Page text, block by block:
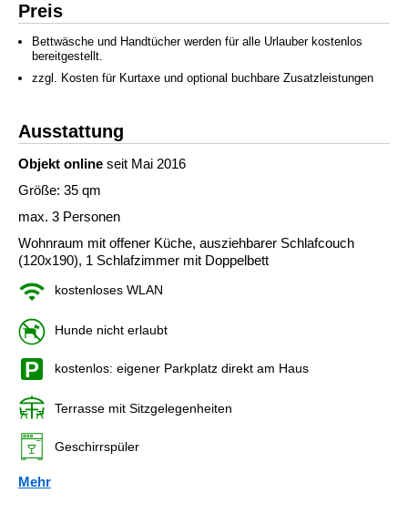
Preis
Bettwäsche und Handtücher werden für alle Urlauber kostenlos
bereitgestellt.
zzgl. Kosten für Kurtaxe und optional buchbare Zusatzleistungen
Ausstattung
Objekt online seit Mai 2016
Größe: 35 qm
max. 3 Personen
Wohnraum mit offener Küche, ausziehbarer Schlafcouch
(120x190), 1 Schlafzimmer mit Doppelbett
kostenloses WLAN
Hunde nicht erlaubt
kostenlos: eigener Parkplatz direkt am Haus
Terrasse mit Sitzgelegenheiten
Geschirrspüler
Mehr